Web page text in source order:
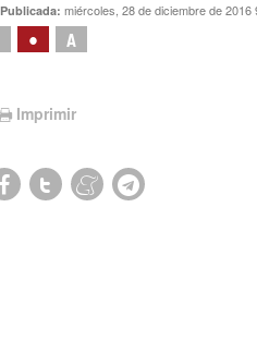
Publicada:miércoles, 28 de diciembre de 2016
• A
Imprimir